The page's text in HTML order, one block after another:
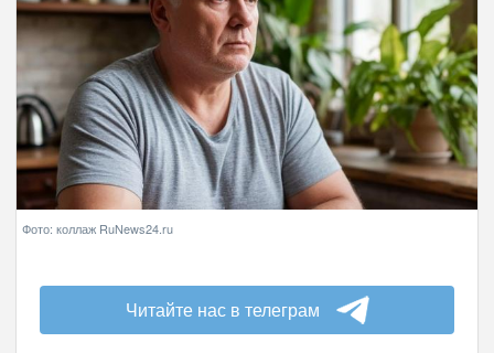
Фото: коллаж RuNews24.ru
Читайте нас в телеграм